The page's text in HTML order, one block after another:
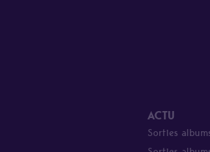
ACTU
Sorties